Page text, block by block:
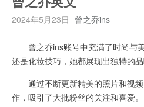
2024年5月23日 曾之乔ins
曾之乔ins账号中充满了时尚与
还是化妆技巧，她都展现出独特的品
通过不断更新精美的照片和视频
作，吸引了大批粉丝的关注和喜爱。